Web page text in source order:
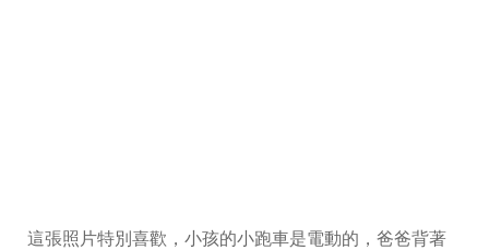
這張照片特別喜歡，小孩的小跑車是電動的，爸爸背著